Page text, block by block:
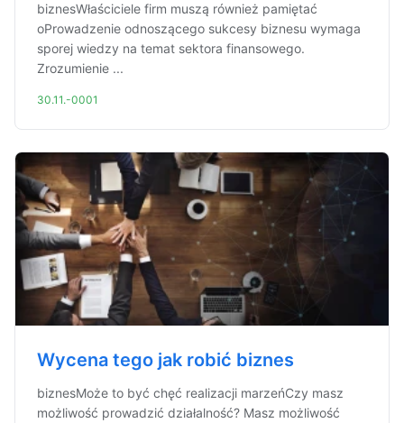
biznesWłaściciele firm muszą również pamiętać
oProwadzenie odnoszącego sukcesy biznesu wymaga
sporej wiedzy na temat sektora finansowego.
Zrozumienie ...
30.11.-0001
Wycena tego jak robić biznes
biznesMoże to być chęć realizacji marzeńCzy masz
możliwość prowadzić działalność? Masz możliwość